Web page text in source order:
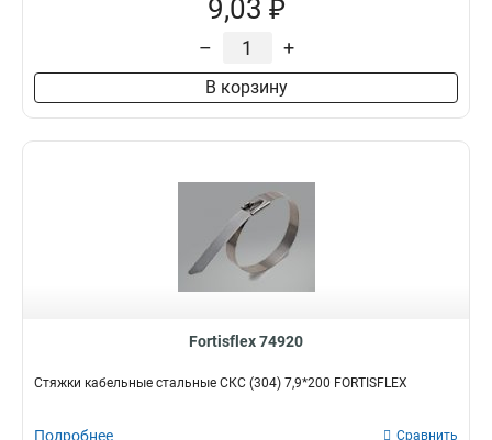
9,03 ₽
– +
В корзину
Fortisflex 74920
Стяжки кабельные стальные СКС (304) 7,9*200 FORTISFLEX
Подробнее Сравнить